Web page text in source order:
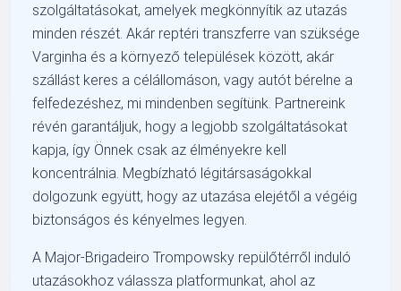
szolgáltatásokat, amelyek megkönnyítik az utazás
minden részét. Akár reptéri transzferre van szüksége
Varginha és a környező települések között, akár
szállást keres a célállomáson, vagy autót bérelne a
felfedezéshez, mi mindenben segítünk. Partnereink
révén garantáljuk, hogy a legjobb szolgáltatásokat
kapja, így Önnek csak az élményekre kell
koncentrálnia. Megbízható légitársaságokkal
dolgozunk együtt, hogy az utazása elejétől a végéig
biztonságos és kényelmes legyen.
A Major-Brigadeiro Trompowsky repülőtérről induló
utazásokhoz válassza platformunkat, ahol az